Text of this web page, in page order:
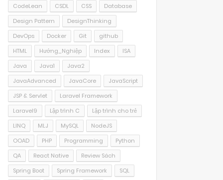
CodeLean
CSDL CSS
Database
Design Pattern
DesignThinking
DevOps
Docker Git
github
HTML
Hướng_Nghiệp Index
ISA
Java
Java1
Java2
JavaAdvanced
JavaCore
JavaScript
JSP & Servlet
Laravel Framework
Laravel9
Lập trình C
Lập trình cho trẻ
LINQ
MLJ MySQL
NodeJS
OOAD
PHP Programming
Python
QA
React Native
Review Sách
Spring Boot
Spring Framework
SQL